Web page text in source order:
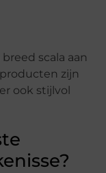
scala aan
zijn
ook stijlvol